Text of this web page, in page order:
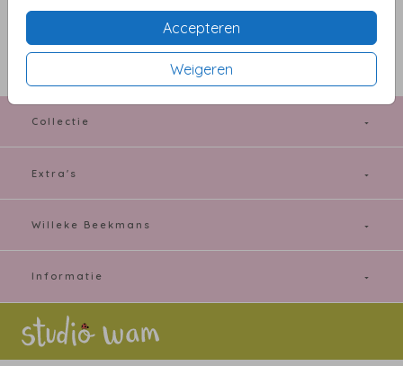
Accepteren
Weigeren
oud-hollands 22 x 11
Prijs:€ 0,65 per 1
Collectie
Extra's
Willeke Beekmans
Informatie